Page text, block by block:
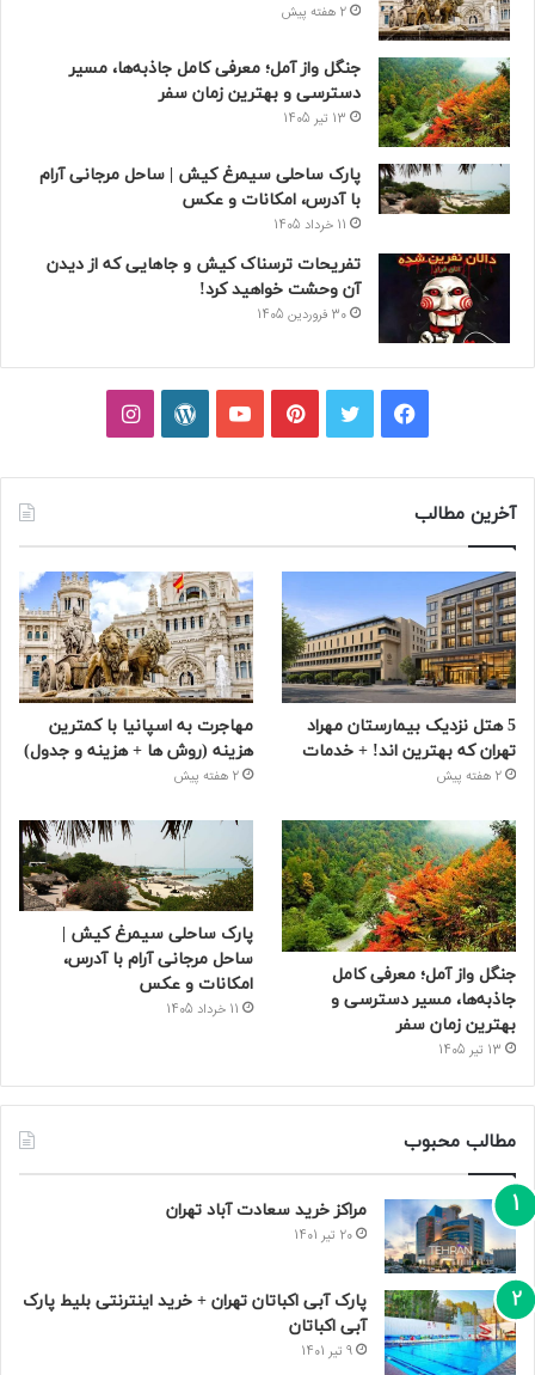
2 هفته پیش
جنگل واز آمل؛ معرفی کامل جاذبه‌ها، مسیر
دسترسی و بهترین زمان سفر
13 تیر 1405
پارک ساحلی سیمرغ کیش | ساحل مرجانی آرام
با آدرس، امکانات و عکس
11 خرداد 1405
تفریحات ترسناک کیش و جاهایی که از دیدن
آن وحشت خواهید کرد!
30 فروردین 1405
فیسبوکتوییترپینتریستیوتیوبوردپرساینستاگرام
آخرین مطالب
5 هتل نزدیک بیمارستان مهراد
تهران که بهترین‌ اند! + خدمات
2 هفته پیش
مهاجرت به اسپانیا با کمترین
هزینه (روش ها + هزینه و جدول)
2 هفته پیش
جنگل واز آمل؛ معرفی کامل
جاذبه‌ها، مسیر دسترسی و
بهترین زمان سفر
13 تیر 1405
پارک ساحلی سیمرغ کیش |
ساحل مرجانی آرام با آدرس،
امکانات و عکس
11 خرداد 1405
مطالب محبوب
مراکز خرید سعادت‌ آباد تهران
20 تیر 1401
پارک آبی اکباتان تهران + خرید اینترنتی بلیط پارک
آبی اکباتان
9 تیر 1401